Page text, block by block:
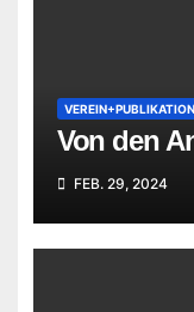
Von den
FEB. 29, 2024